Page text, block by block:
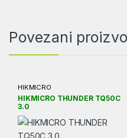
Povezani
HIKMICRO
HIKMICRO THUNDER TQ50C
3.0